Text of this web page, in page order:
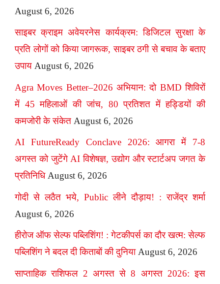
August 6, 2026
साइबर क्राइम अवेयरनेस कार्यक्रम: डिजिटल सुरक्षा के
प्रति लोगों को किया जागरूक, साइबर ठगी से बचाव के बताए
उपाय August 6, 2026
Agra Moves Better–2026 अभियान: दो BMD शिविरों
में 45 महिलाओं की जांच, 80 प्रतिशत में हड्डियों की
कमजोरी के संकेत August 6, 2026
AI FutureReady Conclave 2026: आगरा में 7-8
अगस्त को जुटेंगे AI विशेषज्ञ, उद्योग और स्टार्टअप जगत के
प्रतिनिधि August 6, 2026
गोदी से लठैत भये, Public लीने दौड़ाय! : राजेंद्र शर्मा
August 6, 2026
हीरोज ऑफ सेल्फ पब्लिशिंग! : गेटकीपर्स का दौर खत्म: सेल्फ
पब्लिशिंग ने बदल दी किताबों की दुनिया August 6, 2026
साप्ताहिक राशिफल 2 अगस्त से 8 अगस्त 2026: इस